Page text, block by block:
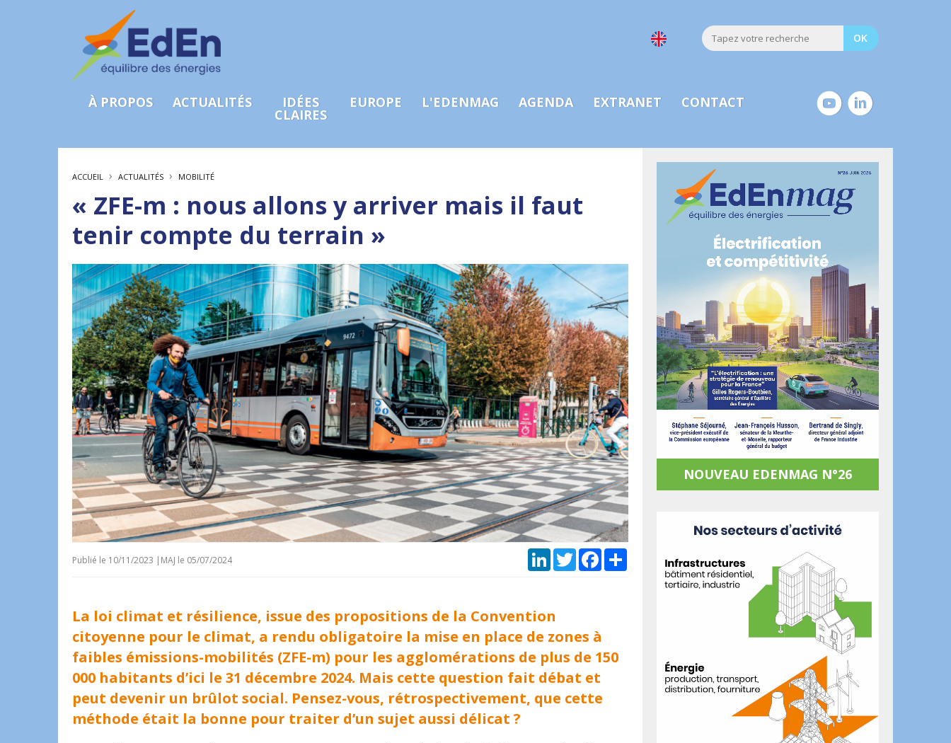
À PROPOS ACTUALITÉS IDÉES
CLAIRES
EUROPE L'EDENMAG AGENDA EXTRANET CONTACT
ACCUEIL › ACTUALITÉS › MOBILITÉ
« ZFE-m : nous allons y arriver mais il faut
tenir compte du terrain »
Publié le 10/11/2023 | MAJ le 05/07/2024 LinkedInTwitterFacebook
La loi climat et résilience, issue des propositions de la Convention
citoyenne pour le climat, a rendu obligatoire la mise en place de zones à
faibles émissions-mobilités (ZFE-m) pour les agglomérations de plus de 150
000 habitants d’ici le 31 décembre 2024. Mais cette question fait débat et
peut devenir un brûlot social. Pensez-vous, rétrospectivement, que cette
méthode était la bonne pour traiter d’un sujet aussi délicat ?
NOUVEAU EDENMAG N°26